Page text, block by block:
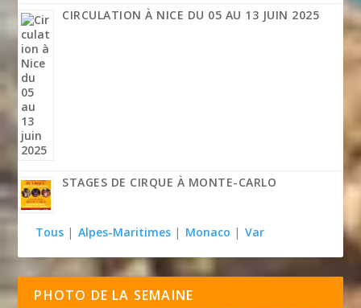
CIRCULATION À NICE DU 05 AU 13 JUIN 2025
STAGES DE CIRQUE À MONTE-CARLO
Tous | Alpes-Maritimes | Monaco | Var
PHOTO DE LA SEMAINE